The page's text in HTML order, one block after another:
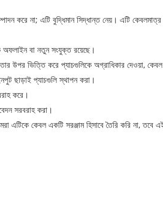
করে না; এটি বুদ্ধিমান সিদ্ধান্ত নেয়। এটি
অফলাইন বা নতুন সংযুক্ত রয়েছে।
উপর ভিত্তি করে প্যাচগুলিকে অগ্রাধিকার দেওয়া,
ছাড়াই প্যাচগুলি স্থাপন করা।
করে।
সরবরাহ করা।
এটিকে কেবল একটি সরঞ্জাম হিসাবে তৈরি করি না, তবে